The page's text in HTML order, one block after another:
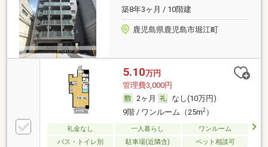
築8年3ヶ月 / 10階建
鹿児島県鹿児島市堀江町
5.10万円
管理費3,000円
2ヶ月
なし(10万円)
9階 / ワンルーム（25m2）
礼金なし 一人暮らし
ワンルーム
バス・トイレ別
駐車場(近隣含) ペット相談可